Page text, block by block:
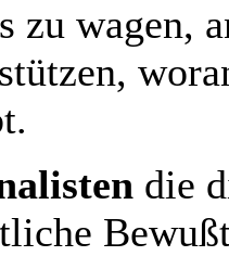
zu wagen,
die